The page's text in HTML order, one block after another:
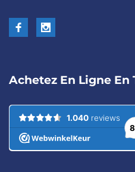
Achetez En Ligne En